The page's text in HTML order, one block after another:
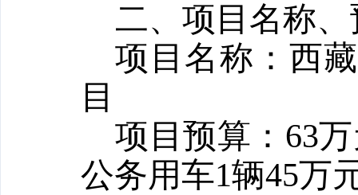
二、 项目名称
项目名称：西
目
项目预算： 63
公务用车1辆45万